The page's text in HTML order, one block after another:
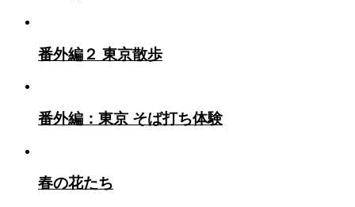
番外編２ 東京散歩
番外編：東京 そば打ち体験
春の花たち